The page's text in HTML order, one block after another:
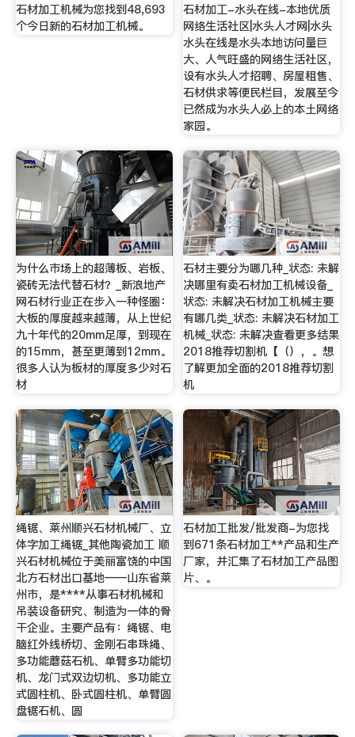
石材加工机械为您找到48,693
个今日新的石材加工机械。
石材加工-水头在线-本地优质
网络生活社区|水头人才网|水头
水头在线是水头本地访问量巨
大、人气旺盛的网络生活社区，
设有水头人才招聘、房屋租售、
石材供求等便民栏目，发展至今
已然成为水头人必上的本土网络
家园。
为什么市场上的超薄板、岩板、
瓷砖无法代替石材？_新浪地产
网石材行业正在步入一种怪圈：
大板的厚度越来越薄，从上世纪
九十年代的20mm足厚，到现在
的15mm，甚至更薄到12mm。
很多人认为板材的厚度多少对石
材
石材主要分为哪几种_状态: 未解
决哪里有卖石材加工机械设备_
状态: 未解决石材加工机械主要
有哪几类_状态: 未解决石材加工
机械_状态: 未解决查看更多结果
2018推荐切割机【（），。想
了解更加全面的2018推荐切割
机
绳锯、莱州顺兴石材机械厂、立
体字加工绳锯_其他陶瓷加工 顺
兴石材机械位于美丽富饶的中国
北方石材出口基地——山东省莱
州市，是****从事石材机械和
吊装设备研究、制造为一体的骨
干企业。主要产品有：绳锯、电
脑红外线桥切、金刚石串珠绳、
多功能蘑菇石机、单臂多功能切
机、龙门式双边切机、多功能立
式圆柱机、卧式圆柱机、单臂圆
盘锯石机、圆
石材加工批发/批发商-为您找
到671条石材加工**产品和生产
厂家，并汇集了石材加工产品图
片、。